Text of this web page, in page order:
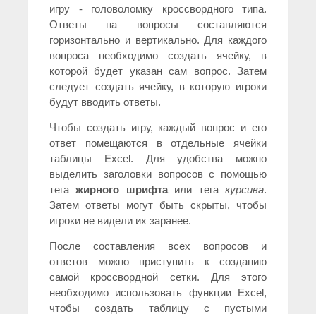
игру - головоломку кроссвордного типа.
Ответы на вопросы составляются
горизонтально и вертикально. Для каждого
вопроса необходимо создать ячейку, в
которой будет указан сам вопрос. Затем
следует создать ячейку, в которую игроки
будут вводить ответы.
Чтобы создать игру, каждый вопрос и его
ответ помещаются в отдельные ячейки
таблицы Excel. Для удобства можно
выделить заголовки вопросов с помощью
тегажирного шрифтаили тегакурсива.
Затем ответы могут быть скрыты, чтобы
игроки не видели их заранее.
После составления всех вопросов и
ответов можно приступить к созданию
самой кроссвордной сетки. Для этого
необходимо использовать функции Excel,
чтобы создать таблицу с пустыми